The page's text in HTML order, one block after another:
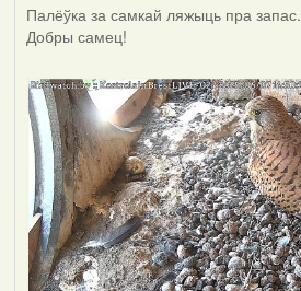
Палёўка за самкай ляжыць пра запас.
Добры самец!